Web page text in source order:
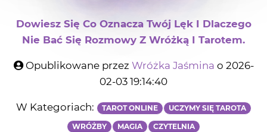
Dowiesz Się Co Oznacza Twój Lęk I Dlaczego
Nie Bać Się Rozmowy Z Wróżką I Tarotem.
Opublikowane przez Wróżka Jaśmina o 2026-
02-03 19:14:40
W Kategoriach: TAROT ONLINE UCZYMY SIĘ TAROTA
WRÓŻBY MAGIA CZYTELNIA